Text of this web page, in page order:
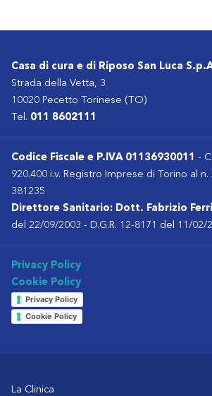
Casa di cura e di Riposo San Luca
Strada della Vetta, 3
10020 Pecetto Torinese (TO)
Tel. 011 8602111
Codice Fiscale e P.IVA 01136930011 -
920.400 i.v. Registro Imprese di Torino al n.
381235
Direttore Sanitario: Dott. Fabrizio Ferri
del 22/09/2003 - D.G.R. 12-8171 del 11/02/
Privacy Policy
Cookie Policy
Privacy Policy
Cookie Policy
La Clinica